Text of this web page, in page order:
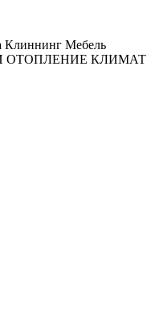
Клиннинг Мебель
ОТОПЛЕНИЕ КЛИМАТ